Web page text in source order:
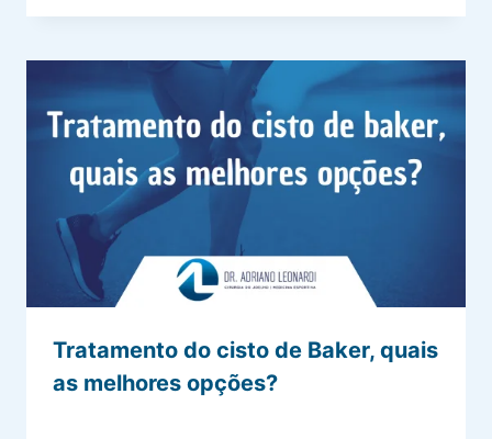
Tratamento do cisto de Baker, quais
as melhores opções?